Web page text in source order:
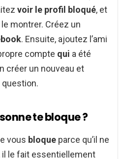
voir le profil bloqué, et
montrer. Créez un
. Ensuite, ajoutez l’ami
compte qui a été
créer un nouveau et
question.
te bloque ?
vous bloque parce qu’il ne
le fait essentiellement